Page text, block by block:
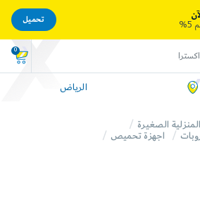
0
الرياض
المنزلية الصغيرة
اجهزة تحميص
تحميل